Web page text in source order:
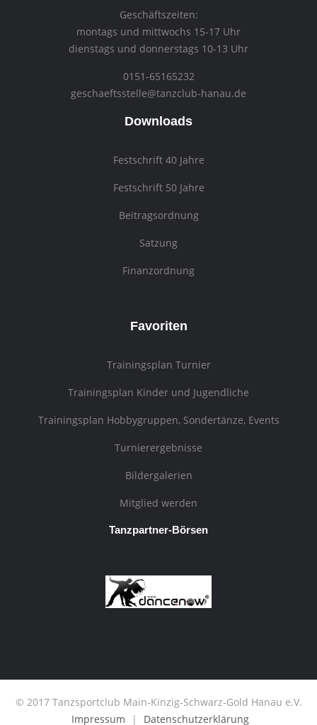
Geschäftszeiten:
montags und mittwochs 15-17 Uhr
dienstags und donnerstags 10-13 Uhr
0151-65165232
geschaeftsstelle@tanzclub-hanau.de
Downloads
Festschrift 40 Jahre
Festschrift 50 Jahre
Beitragsordnung
Satzung
Finanzordnung
Favoriten
Trainingsplan Turnier
Trainingsplan Kinder und Jugendliche
Trainingsplan Hobbygruppen, Sondertänze, Events
Turnierergebnisse
Bildergalerien
Mitglied werden
Tanzpartner-Börsen
© 2017 Tanzsportclub Main-Kinzig-Schwarz-Gold Hanau e.V.
Impressum
| Datenschutzerklärung